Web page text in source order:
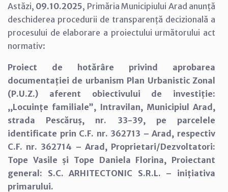
Astăzi, 09.10.2025, Primăria Municipiului Arad anunță
deschiderea procedurii de transparență decizională a
procesului de elaborare a proiectului următorului act
normativ:
Proiect de hotărâre privind aprobarea
documentației de urbanism Plan Urbanistic Zonal
(P.U.Z.) aferent obiectivului de investiție:
,,Locuințe familiale”, Intravilan, Municipiul Arad,
strada Pescăruș, nr. 33-39, pe parcelele
identificate prin C.F. nr. 362713 – Arad, respectiv
C.F. nr. 362714 – Arad, Proprietari/Dezvoltatori:
Tope Vasile și Tope Daniela Florina, Proiectant
general: S.C. ARHITECTONIC S.R.L. – inițiativa
primarului.